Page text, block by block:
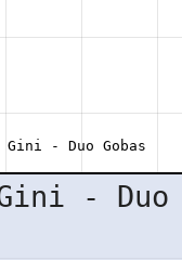
- Duo Gobas
- Duo